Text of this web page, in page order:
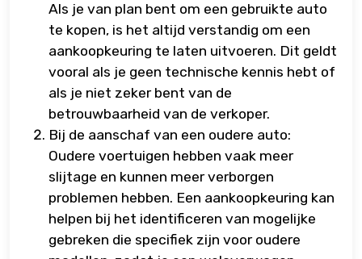
Als je van plan bent om een gebruikte auto
te kopen, is het altijd verstandig om een
aankoopkeuring te laten uitvoeren. Dit geldt
vooral als je geen technische kennis hebt of
als je niet zeker bent van de
betrouwbaarheid van de verkoper.
Bij de aanschaf van een oudere auto:
Oudere voertuigen hebben vaak meer
slijtage en kunnen meer verborgen
problemen hebben. Een aankoopkeuring kan
helpen bij het identificeren van mogelijke
gebreken die specifiek zijn voor oudere